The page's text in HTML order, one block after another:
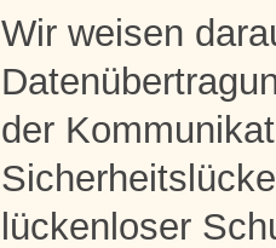
Wir weisen
der
lückenloser